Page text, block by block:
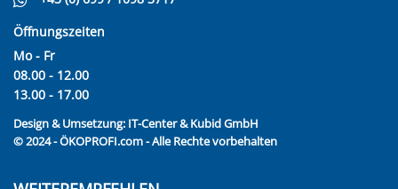
Öffnungszeiten
Mo - Fr
08.00 - 12.00
13.00 - 17.00
Design & Umsetzung: IT-Center & Kubid GmbH
© 2024 - ÖKOPROFI.com - Alle Rechte vorbehalten